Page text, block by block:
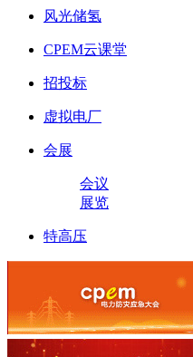
风光储氢
CPEM云课堂
招投标
虚拟电厂
会展
会议
展览
特高压